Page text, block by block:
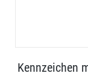
Kennzeichen